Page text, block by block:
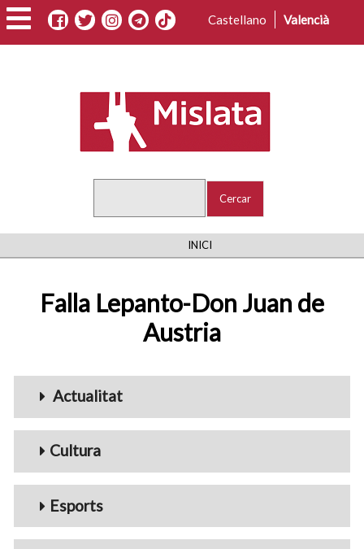
Vés
al
contingut
Castellano Valencià
FIL
INICI
Falla Lepanto-Don Juan de
Austria
Menu_Videos
Actualitat
Cultura
Esports